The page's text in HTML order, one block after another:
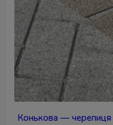
Конькова — черепиця